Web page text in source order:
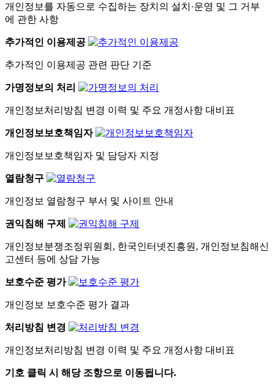
개인정보를 자동으로 수집하는 장치의 설치·운영 및 그 거부
에 관한 사항
추가적인 이용제공
추가적인 이용제공 관련 판단 기준
가명정보의 처리
개인정보처리방침 변경 이력 및 주요 개정사항 대비표
개인정보보호책임자
개인정보보호책임자 및 담당자 지정
열람청구
개인정보 열람청구 부서 및 사이트 안내
권익침해 구제
개인정보분쟁조정위원회, 한국인터넷진흥원, 개인정보침해신
고센터 등에 상담 가능
보호수준 평가
개인정보 보호수준 평가 결과
처리방침 변경
개인정보처리방침 변경 이력 및 주요 개정사항 대비표
기호 클릭 시 해당 조항으로 이동됩니다.